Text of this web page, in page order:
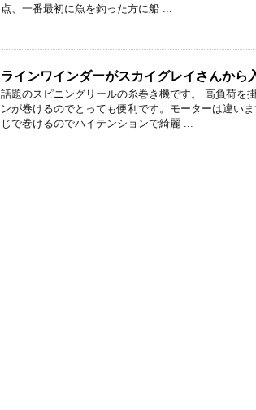
点、一番最初に魚を釣った方に船 ...
ラインワインダーがスカイグレイさんから
話題のスピニングリールの糸巻き機です。 高負荷を
ンが巻けるのでとっても便利です。モーターは違い
じで巻けるのでハイテンションで綺麗 ...